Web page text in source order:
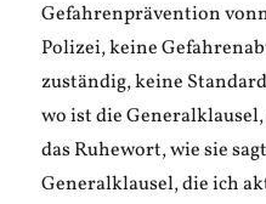
Gefahrenprävention
Polizei, keine
zuständig, keine
wo ist die
das Ruhewort, wie sie
Generalklausel, die ich